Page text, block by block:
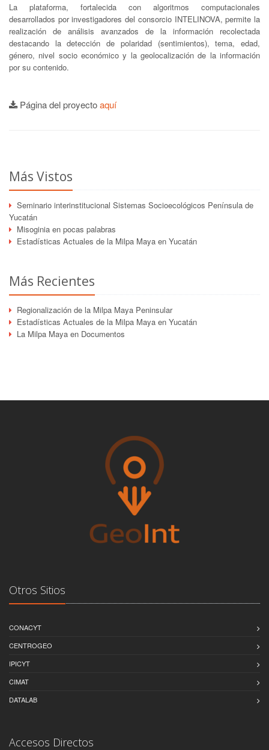
La plataforma, fortalecida con algoritmos computacionales
desarrollados por investigadores del consorcio INTELINOVA, permite la
realización de análisis avanzados de la información recolectada
destacando la detección de polaridad (sentimientos), tema, edad,
género, nivel socio económico y la geolocalización de la información
por su contenido.
Página del proyectoaquí
Más Vistos
Seminario interinstitucional Sistemas Socioecológicos Península de
Yucatán
Misoginia en pocas palabras
Estadísticas Actuales de la Milpa Maya en Yucatán
Más Recientes
Regionalización de la Milpa Maya Peninsular
Estadísticas Actuales de la Milpa Maya en Yucatán
La Milpa Maya en Documentos
Otros Sitios
CONACYT
CENTROGEO
IPICYT
CIMAT
DATALAB
Accesos Directos